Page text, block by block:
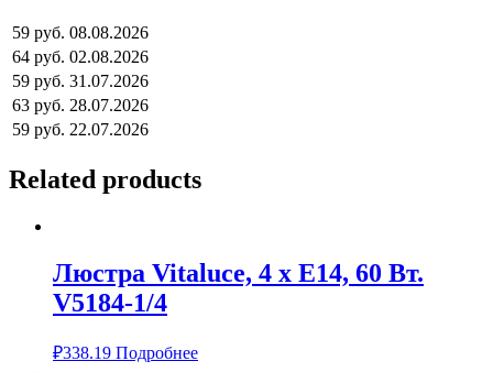
59 руб. 08.08.2026
64 руб. 02.08.2026
59 руб. 31.07.2026
63 руб. 28.07.2026
59 руб. 22.07.2026
Related products
Люстра Vitaluce, 4 х Е14, 60 Вт.
V5184-1/4
₽338.19 Подробнее